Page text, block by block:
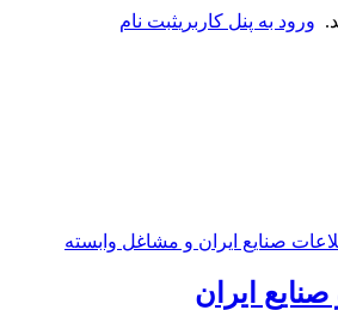
ورود به پنل کاربریثبت نام
ایران